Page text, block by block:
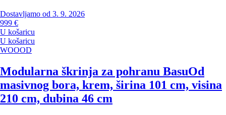
Dostavljamo od 3. 9. 2026
999 €
U košaricu
U košaricu
WOOOD
Modularna škrinja za pohranu BasuOd
masivnog bora, krem, širina 101 cm, visina
210 cm, dubina 46 cm